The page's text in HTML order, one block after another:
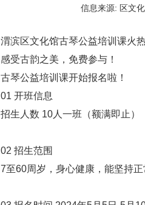
信息来源: 区文
渭滨区文化馆古琴公益培训课火
感受古韵之美，免费参与！
古琴公益培训课开始报名啦！
01 开班信息
招生人数 10人一班（额满即止）
02 招生范围
7至60周岁，身心健康，能坚持